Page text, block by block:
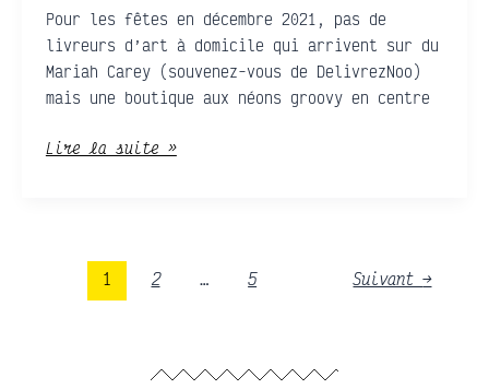
Pour les fêtes en décembre 2021, pas de
livreurs d’art à domicile qui arrivent sur du
Mariah Carey (souvenez-vous de DelivrezNoo)
mais une boutique aux néons groovy en centre
Lire la suite »
1 2 … 5 Suivant→